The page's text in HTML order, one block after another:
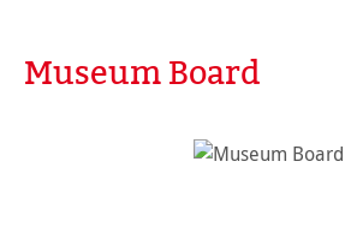
Museum Board
Bildergalerie überspringen